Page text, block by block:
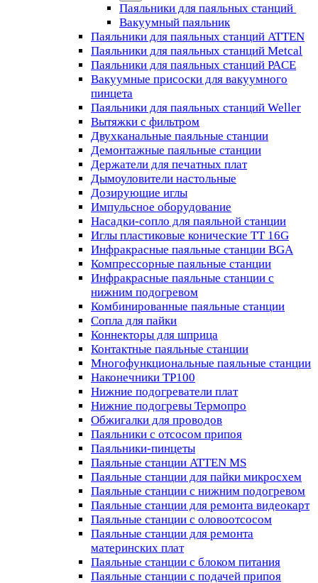
Паяльники для паяльных станций
Вакуумный паяльник
Паяльники для паяльных станций ATTEN
Паяльники для паяльных станций Metcal
Паяльники для паяльных станций PACE
Вакуумные присоски для вакуумного
пинцета
Паяльники для паяльных станций Weller
Вытяжки с фильтром
Двухканальные паяльные станции
Демонтажные паяльные станции
Держатели для печатных плат
Дымоуловители настольные
Дозирующие иглы
Импульсное оборудование
Насадки-сопло для паяльной станции
Иглы пластиковые конические TT 16G
Инфракрасные паяльные станции BGA
Компрессорные паяльные станции
Инфракрасные паяльные станции с
нижним подогревом
Комбинированные паяльные станции
Сопла для пайки
Коннекторы для шприца
Контактные паяльные станции
Многофункциональные паяльные станции
Наконечники TP100
Нижние подогреватели плат
Нижние подогревы Термопро
Обжигалки для проводов
Паяльники с отсосом припоя
Паяльники-пинцеты
Паяльные станции ATTEN MS
Паяльные станции для пайки микросхем
Паяльные станции с нижним подогревом
Паяльные станции для ремонта видеокарт
Паяльные станции с оловоотсосом
Паяльные станции для ремонта
материнских плат
Паяльные станции с блоком питания
Паяльные станции с подачей припоя